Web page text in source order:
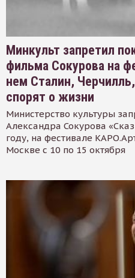
Минкульт запретил
фильма Сокурова на
нем Сталин,
спорят о жизни
Министерство культуры
Александра Сокурова
году, на фестивале
Москве с 10 по 15 октября